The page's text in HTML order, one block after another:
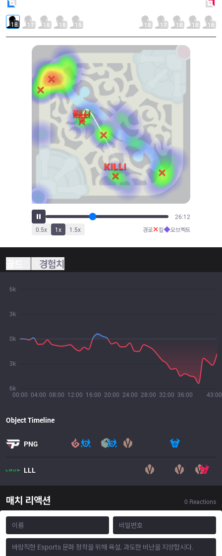
18 17 18 18 15 18 17 18 18 16
28:15
0.5x 1x 1.5x 경로✕킬◆오브젝트
경험치
00:00 04:00 08:00 12:00 16:00 20:00 24:00 28:00 32:00 36:00 43:00
6k
3k
0k
3k
6k
Object Timeline
PNG
LLL
매치 리액션 0 Reactions